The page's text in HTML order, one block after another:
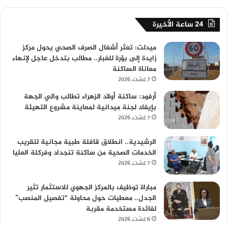
24 ساعة الأخيرة
ميدلت: تعثر أشغال الصرف الصحي يحول مركز
زايدة إلى بؤرة للغبار.. مطالب بتدخل عاجل لإنهاء
معاناة الساكنة
7 غشت، 2026
أرفود: ساكنة أولاد الزهراء تطالب والي الجهة
بإيفاد لجنة ميدانية لمعاينة مشروع التهيئة
7 غشت، 2026
الرشيدية.. انطلاق قافلة طبية مجانية لتقريب
الخدمات الصحية من ساكنة تنجداد وفركلة العليا
7 غشت، 2026
مباراة توظيف بالمركز الجهوي للاستثمار تثير
الجدل.. معطيات حول محاولة “تفصيل المنصب”
لفائدة مستخدمة مقربة
6 غشت، 2026